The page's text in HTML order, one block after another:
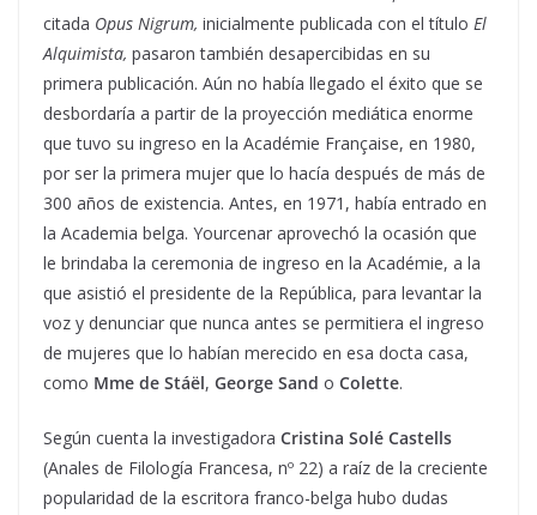
citada Opus Nigrum, inicialmente publicada con el título El
Alquimista, pasaron también desapercibidas en su
primera publicación. Aún no había llegado el éxito que se
desbordaría a partir de la proyección mediática enorme
que tuvo su ingreso en la Académie Française, en 1980,
por ser la primera mujer que lo hacía después de más de
300 años de existencia. Antes, en 1971, había entrado en
la Academia belga. Yourcenar aprovechó la ocasión que
le brindaba la ceremonia de ingreso en la Académie, a la
que asistió el presidente de la República, para levantar la
voz y denunciar que nunca antes se permitiera el ingreso
de mujeres que lo habían merecido en esa docta casa,
como Mme de Stáël, George Sand o Colette.
Según cuenta la investigadora Cristina Solé Castells
(Anales de Filología Francesa, nº 22) a raíz de la creciente
popularidad de la escritora franco-belga hubo dudas